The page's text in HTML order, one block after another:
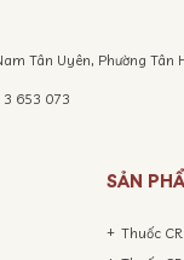
Tân Uyên, Phường Tân
3 653 073
SẢN
Thuốc